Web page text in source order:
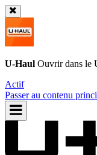
U-Haul Ouvrir dans le
Actif
Passer au contenu